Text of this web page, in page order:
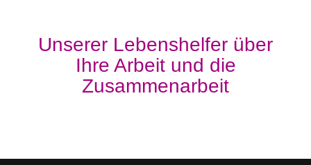
Unserer Lebenshelfer über
Ihre Arbeit und die
Zusammenarbeit